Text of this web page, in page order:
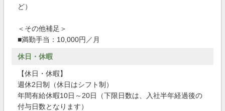
ど）
＜その他補足＞
■満勤手当：10,000円／月
休日・休暇
【休日・休暇】
週休2日制（休日はシフト制）
年間有給休暇10日～20日（下限日数は、入社半年経過後の
付与日数となります）